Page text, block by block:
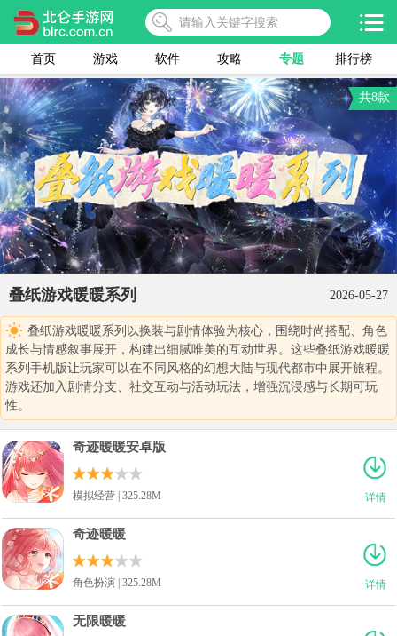
首页 游戏 软件 攻略 专题 排行榜
共8款
叠纸游戏暖暖系列 2026-05-27
叠纸游戏暖暖系列以换装与剧情体验为核心，围绕时尚搭配、角色
成长与情感叙事展开，构建出细腻唯美的互动世界。这些叠纸游戏暖暖
系列手机版让玩家可以在不同风格的幻想大陆与现代都市中展开旅程。
游戏还加入剧情分支、社交互动与活动玩法，增强沉浸感与长期可玩
性。
详情
奇迹暖暖安卓版
模拟经营 | 325.28M
详情
奇迹暖暖
角色扮演 | 325.28M
无限暖暖